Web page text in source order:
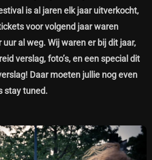
is al jaren elk jaar uitverkocht,
voor volgend jaar waren
uur al weg. Wij waren er bij dit jaar,
verslag, foto’s, en een special dit
Daar moeten jullie nog even
stay tuned.